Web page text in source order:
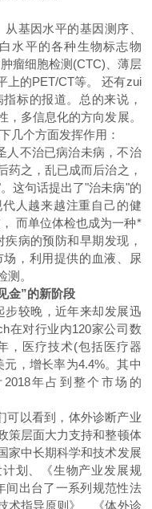
基因水平的基因测序、
水平的各种生物标志物
瘤细胞检测(CTC)、薄层
上的PET/CT等。 还有zui
标的报道。总的来说，
多信息化的方向发展。
几个方面发挥作用：
不治已病治未病，不治
药之，乱已成而后治之，
这句话提出了"治未病"的
人越来越注重自己的健
而单位体检也成为一种*
病的预防和早期发现，
，利用提供的血液、尿
。
金”的新阶段
较晚，近年来却发展迅
在对行业内120家公司数
，医疗技术(包括医疗器
，增长率为4.4%。其中
年占到整个市场的
以看到，体外诊断产业
策层面大力支持和整顿体
家中长期科学和技术发展
划、《生物产业发展规
间出台了一系列规范性法
术指导原则》、《体外诊